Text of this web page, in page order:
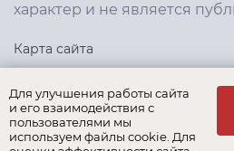
характер и не является
Карта сайта
Создание сайта,интернет-
Для улучшения работы сайта
и его взаимодействия с
пользователями мы
используем файлы cookie. Для